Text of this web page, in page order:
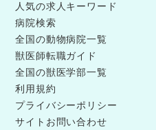
人気の求人キーワード
病院検索
全国の動物病院一覧
獣医師転職ガイド
全国の獣医学部一覧
利用規約
プライバシーポリシー
サイトお問い合わせ